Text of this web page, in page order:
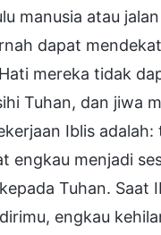
manusia atau
dapat
mereka tidak
Tuhan, dan jiwa
Iblis
engkau menjadi
Tuhan. Saat
engkau